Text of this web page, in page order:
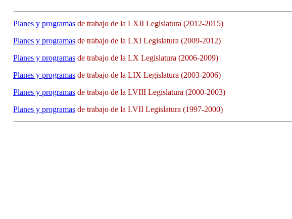
Planes y programas de trabajo de la LXII Legislatura (2012-2015)
Planes y programas de trabajo de la LXI Legislatura (2009-2012)
Planes y programas de trabajo de la LX Legislatura (2006-2009)
Planes y programas de trabajo de la LIX Legislatura (2003-2006)
Planes y programas de trabajo de la LVIII Legislatura (2000-2003)
Planes y programas de trabajo de la LVII Legislatura (1997-2000)